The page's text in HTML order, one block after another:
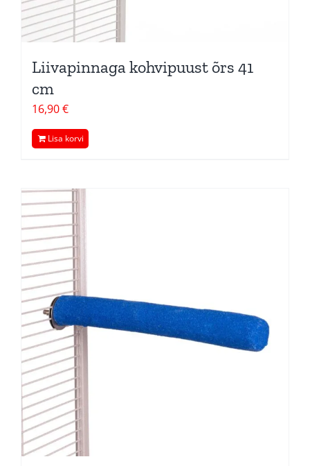
Liivapinnaga kohvipuust õrs 41
cm
16,90€
Lisa korvi